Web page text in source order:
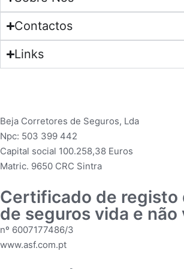
Contactos
Links
Beja Corretores de Seguros, Lda
Npc: 503 399 442
Capital social 100.258,38 Euros
Matric. 9650 CRC Sintra
Certificado de registo
de seguros vida e não
nº 6007177486/3
www.asf.com.pt